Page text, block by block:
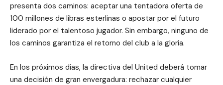
presenta dos caminos: aceptar una tentadora oferta de
100 millones de libras esterlinas o apostar por el futuro
liderado por el talentoso jugador. Sin embargo, ninguno de
los caminos garantiza el retorno del club a la gloria.
En los próximos días, la directiva del United deberá tomar
una decisión de gran envergadura: rechazar cualquier